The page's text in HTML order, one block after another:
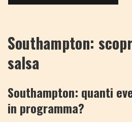
Southampton:
salsa
Southampton: quanti
in programma?